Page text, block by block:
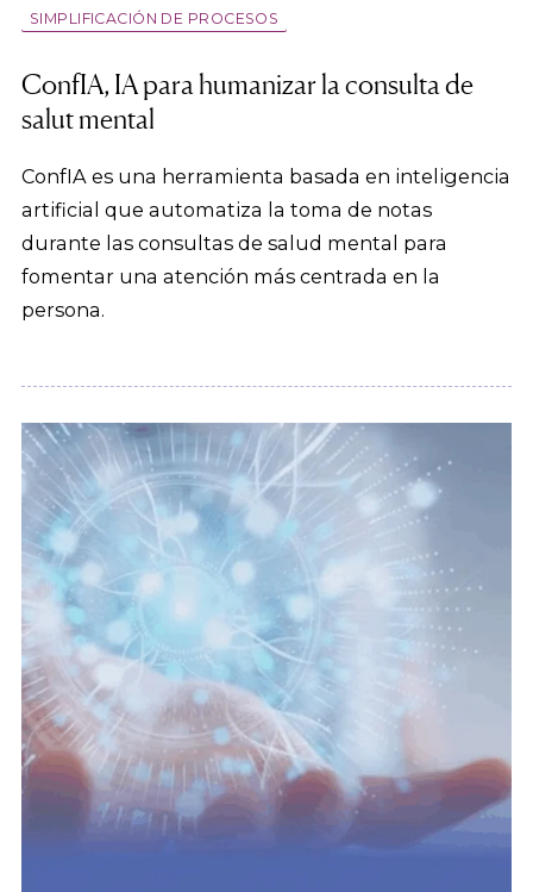
SIMPLIFICACIÓN DE PROCESOS
ConfIA, IA para humanizar la consulta de
salut mental
ConfIA es una herramienta basada en inteligencia
artificial que automatiza la toma de notas
durante las consultas de salud mental para
fomentar una atención más centrada en la
persona.